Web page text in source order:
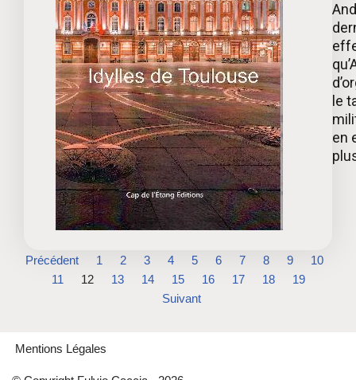
le
en
Précédent 1 2 3 4 5 6 7 8 9
10
11
12 13 14 15 16 17 18
19
Suivant
Mentions Légales